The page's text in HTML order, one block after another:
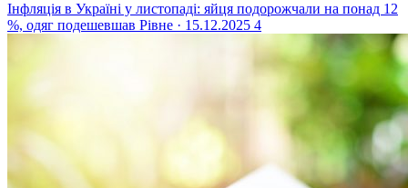
Інфляція в Україні у листопаді: яйця подорожчали на понад 12
%, одяг подешевшав Рівне · 15.12.2025 4